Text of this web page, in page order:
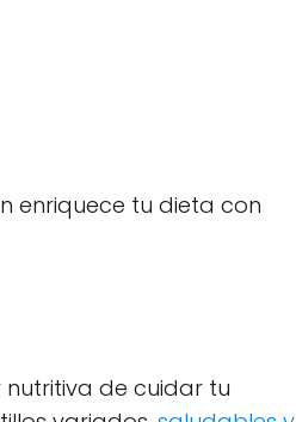
enriquece tu dieta con
de cuidar tu